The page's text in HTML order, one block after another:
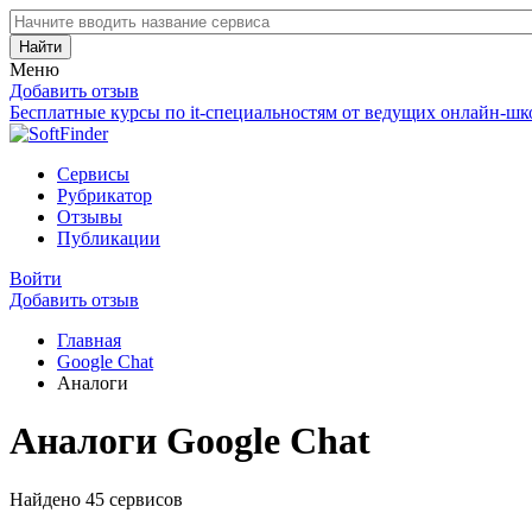
Найти
Меню
Добавить отзыв
Бесплатные курсы по it-специальностям от ведущих онлайн-
Сервисы
Рубрикатор
Отзывы
Публикации
Войти
Добавить отзыв
Главная
Google Chat
Аналоги
Аналоги Google Chat
Найдено 45 сервисов